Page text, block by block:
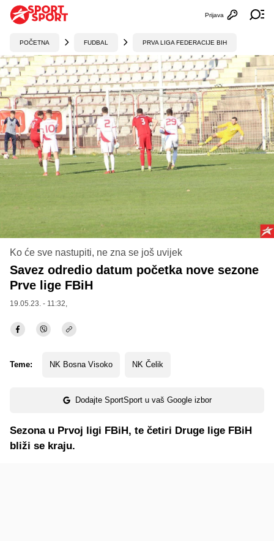
Otvori
Prijava
POČETNA FUDBAL PRVA LIGA FEDERACIJE BIH
Ko će sve nastupiti, ne zna se još uvijek
Savez odredio datum početka nove sezone
Prve lige FBiH
19.05.23. - 11:32,
Teme: NK Bosna Visoko NK Čelik
Dodajte SportSport u vaš Google izbor
Sezona u Prvoj ligi FBiH, te četiri Druge lige FBiH
bliži se kraju.